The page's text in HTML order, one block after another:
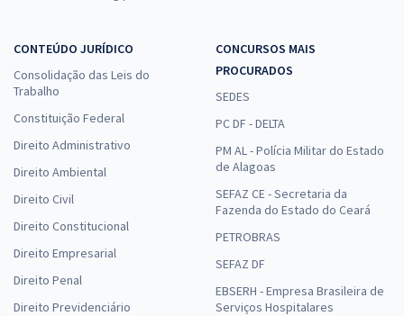
CONTEÚDO JURÍDICO
Consolidação das Leis do
Trabalho
Constituição Federal
Direito Administrativo
Direito Ambiental
Direito Civil
Direito Constitucional
Direito Empresarial
Direito Penal
Direito Previdenciário
CONCURSOS MAIS
PROCURADOS
SEDES
PC DF - DELTA
PM AL - Polícia Militar do Estado
de Alagoas
SEFAZ CE - Secretaria da
Fazenda do Estado do Ceará
PETROBRAS
SEFAZ DF
EBSERH - Empresa Brasileira de
Serviços Hospitalares